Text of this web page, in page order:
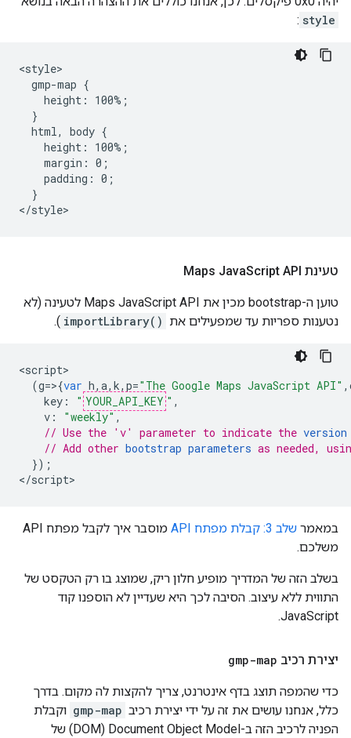
style
:
<style>
  gmp-map {
    height: 100%;
  }
  html, body {
    height: 100%;
    margin: 0;
    padding: 0;
  }
</style>
טעינת Maps Java Script API
טוען ה-bootstrap מכין את Maps JavaScript API לטעינה (לא
נטענות ספריות עד שמפעילים את importLibrary()
).
<script
(g=>{var h, a, k, p="The Google Maps JavaScript API" ,
key : " YOUR_API_KEY " ,
v : "weekly" ,
// Use the 'v' parameter to indicate the version
// Add other bootstrap parameters as needed,
});
</script>
במאמר שלב 3: קבלת מפתח API
מוסבר איך לקבל מפתח API
משלכם.
בשלב הזה של המדריך מופיע חלון ריק, שמוצג בו רק הטקסט של
התווית ללא עיצוב. הסיבה לכך היא שעדיין לא הוספנו קוד
JavaScript.
יצירת רכיב gmp-map
כדי שהמפה תוצג בדף אינטרנט, צריך להקצות לה מקום. בדרך
כלל, אנחנו עושים את זה על ידי יצירת רכיב gmp-map וקבלת
הפניה לרכיב הזה ב-Document Object Model‏ (DOM) של